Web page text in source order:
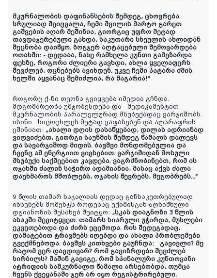
მკურნალობის დაფინანსების შემდეგ, ცხოვრება
სრულიად შეიცვალა, ჩემი შვილის მარტო გარეთ
გაშვების აღარ მეშინია, გიორგიც უფრო მეტად
თავდაჯერებული გახდა, საკუთარი სხეულის ახლიდან
შეცნობა დაიწყო. ზოგჯერ აღტაცებული შემოვარდება
ოთახში: - დედააა, ნახე რამხელა კუნთი გამეზარდა
ფეხზე, როგორი ძლიერი გავხდი, ახლა ყველაფერს
შევძლებ, ოცნებებს ავიხდენ. უკვე ჩემი პატარა ძმის
ხელში აყვანაც შემიძლია, რა მაგარია!“
როგორც ქ-ნი თეონა გვიყვება იმედია გჩნდა.
მდგომარეობა უმჯობესდება და მედიკამენტით
მკურნალობის პარალელურად მსუბუქადაც ვარჯიშობს.
ისინი სიცოცხლეს მეტად ვაფასებენ და აღარაფრის
ეშინიათ: „ახალი დღის დასაწყებად, დილას ადრიანად
ვიღვიძებთ, გიორგი საუზმის შემდეგ წამალს დალევს
და სავარჯიშოდ მიდის. ბავშვი მონდომებულია და
ჩვენც ამ ენერგიით ვივსებით. ვარჯიშიდან მოსული
მსუბუქი საქმეებით კავდება. ვაგრძნობინებთ, რომ ის
ოჯახში ძალინ საჭირო ადამიანია, მასაც აქვს ძალა
დაეხმაროს მშობლებს, ოჯახის წევრებს, მეგობრებს...“
9 წლის თამარ ხაჯალიას დედაც განსაკუთრებულად
იხსენებს მომენტს როდესაც ექიმისგან აღნიშნული
დგიანოზის შესახებ შეიტყო: „სკას დიაგნოზი 3 წლის
ასაკში შევიტყვეთ. თამარს სიარული უჭირდა, მუხლები
ეკვეთებოდა და ძირს ეცემოდა. რის შედეგადაც,
დამატებით ტრავმებს იღებდა და ახალი პრობლემები
გვექმნებოდა. ბავშვს კითხვები გაუჩნდა: გავივლი? მე
რატომ ვერ დავდივარ? რომ გავიზრდები შევძლებ
სირბილს? მაშინ გავიგე, რომ სპინალური კუნთოვანი
ატრიფიის სამკურნალო წამალი არსებობდა, თუმცა
ჩვენს ქვეყანაში ჯერ არ იყო რეგისტრირებული.